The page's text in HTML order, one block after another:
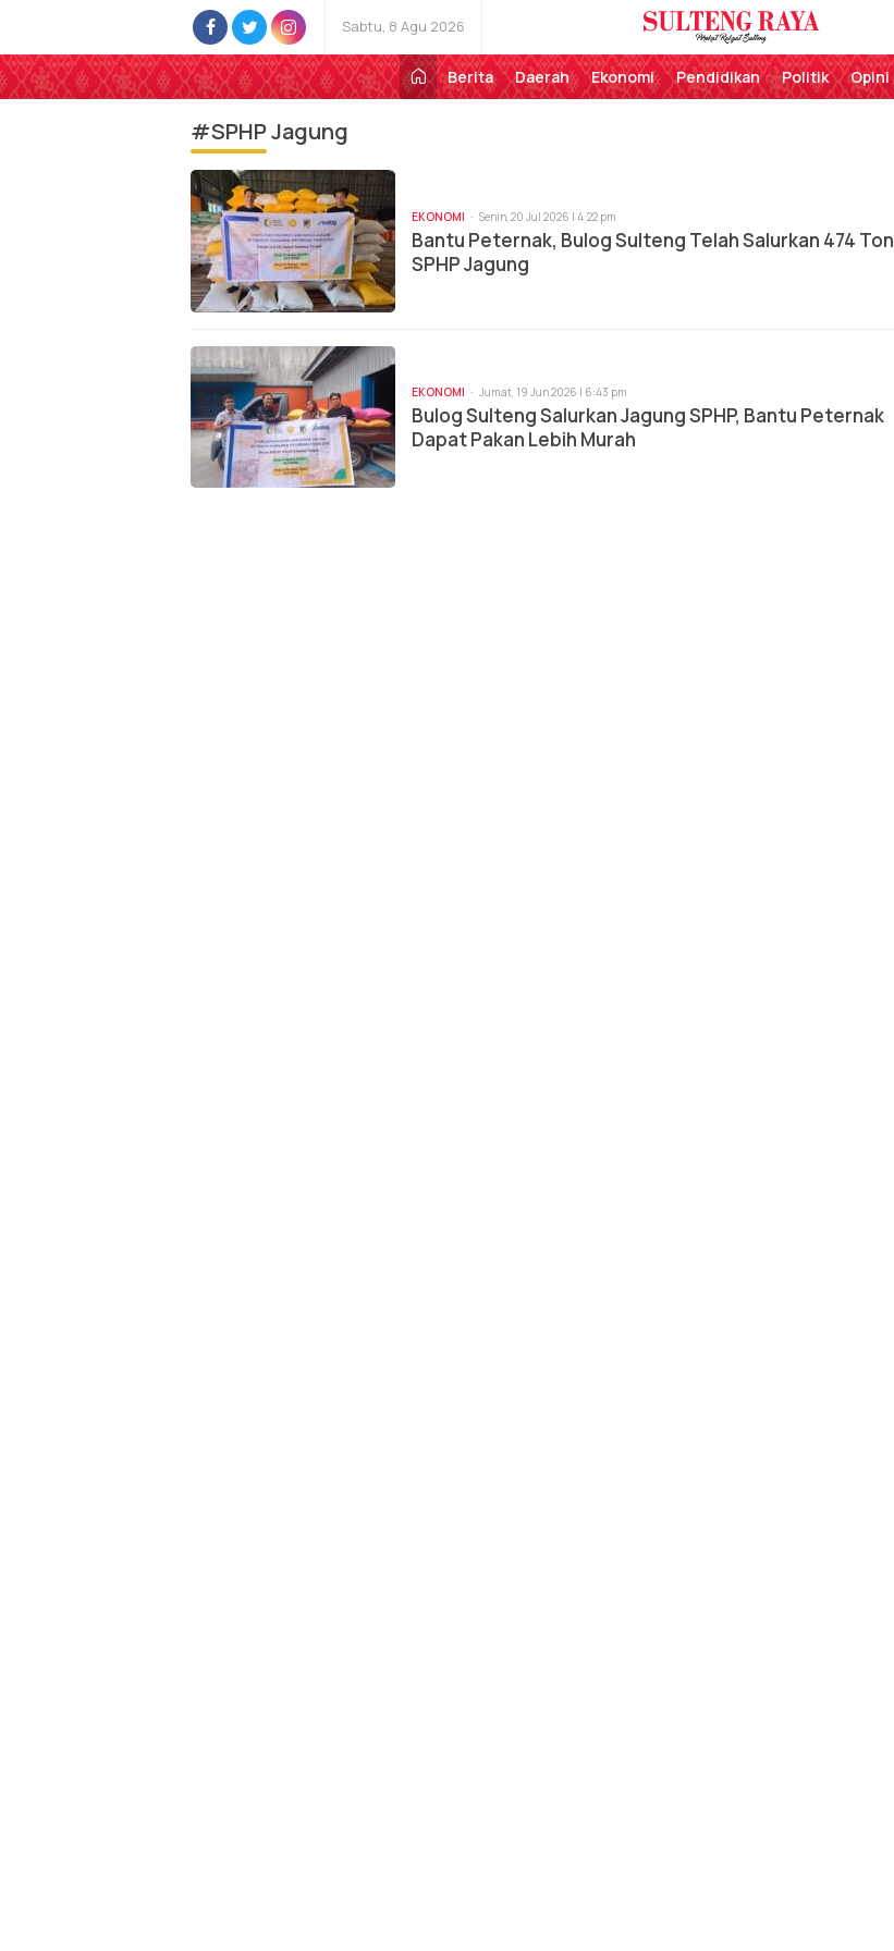
Sabtu, 8 Agu 2026
Sulteng Raya
Perekat Rakyat Sulteng
Berita
Daerah Ekonomi Pendidikan Politik Opini
#SPHP Jagung
EKONOMI Senin, 20 Jul 2026 | 4:22 pm
Bantu Peternak, Bulog Sulteng Telah Salurkan 474 Ton
SPHP Jagung
EKONOMI Jumat, 19 Jun 2026 | 6:43 pm
Bulog Sulteng Salurkan Jagung SPHP, Bantu Peternak
Dapat Pakan Lebih Murah